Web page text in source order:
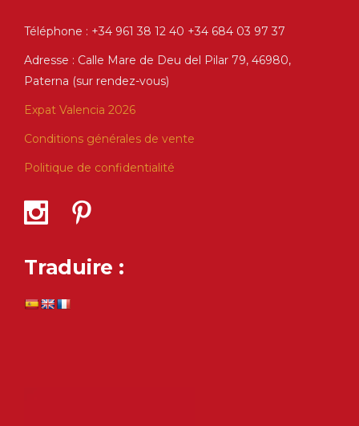
Téléphone : +34 961 38 12 40 +34 684 03 97 37
Adresse : Calle Mare de Deu del Pilar 79, 46980,
Paterna (sur rendez-vous)
Expat Valencia 2026
Conditions générales de vente
Politique de confidentialité
Traduire :